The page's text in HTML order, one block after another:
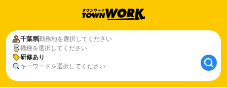
千葉県勤務地を選択してください
職種を選択してください
研修あり
キーワードを選択してください